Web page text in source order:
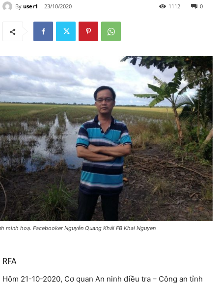
By user1 23/10/2020 0
1112
minh hoạ. Facebooker Nguyễn Quang Khải FB Khai Nguyen
RFA
Hôm 21-10-2020, Cơ quan An ninh điều tra – Công an tỉnh